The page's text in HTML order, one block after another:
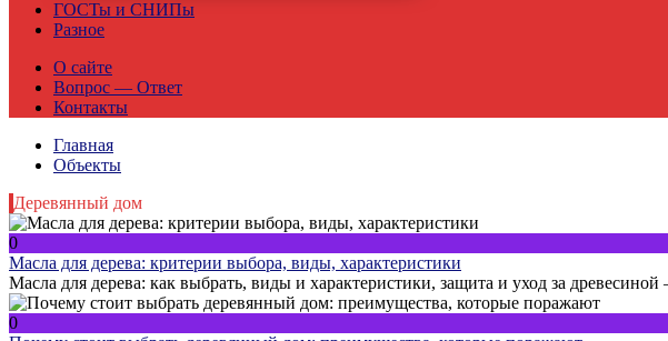
ГОСТы и СНИПы
Разное
О сайте
Вопрос — Ответ
Контакты
Главная
Объекты
Деревянный дом
0
Масла для дерева: критерии выбора, виды, характеристики
Масла для дерева: как выбрать, виды и характеристики, защита и уход за
0